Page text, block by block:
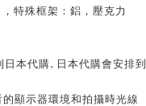
特殊框架：鋁，壓克力
本代購, 日本代購會安排到
顯示器環境和拍攝時光線